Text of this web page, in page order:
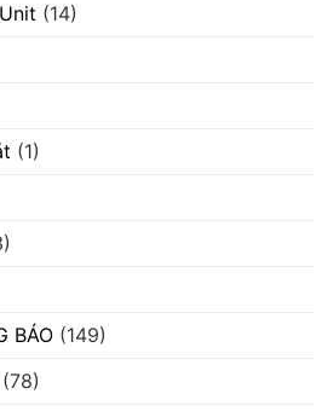
(14)
(1)
BÁO (149)
(78)